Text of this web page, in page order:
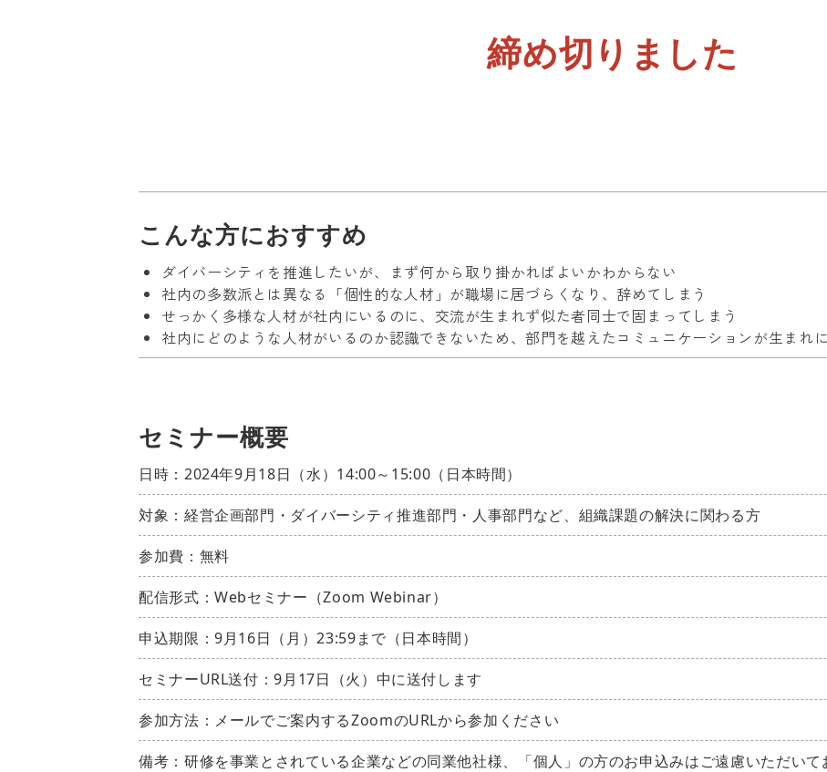
締め切りました
こんな方におすすめ
ダイバーシティを推進したいが、まず何から取り掛かればよいかわからない
社内の多数派とは異なる「個性的な人材」が職場に居づらくなり、辞めてしまう
せっかく多様な人材が社内にいるのに、交流が生まれず似た者同士で固まってしまう
社内にどのような人材がいるのか認識できないため、部門を越えたコミュニケーションが生まれ
セミナー概要
日時：2024年9月18日（水）14:00～15:00（日本時間）
対象：経営企画部門・ダイバーシティ推進部門・人事部門など、組織課題の解決に関わる方
参加費：無料
配信形式：Webセミナー（Zoom Webinar）
申込期限：9月16日（月）23:59まで（日本時間）
セミナーURL送付：9月17日（火）中に送付します
参加方法：メールでご案内するZoomのURLから参加ください
備考：研修を事業とされている企業などの同業他社様、「個人」の方のお申込みはご遠慮いただいて